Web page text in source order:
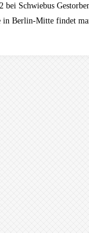
bei Schwiebus
in Berlin-Mitte findet